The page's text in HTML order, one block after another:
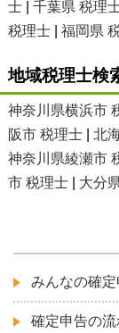
士| 千葉県 税理
税理士| 福岡県
地域税理士検
神奈川県横浜市
阪市 税理士| 北
神奈川県綾瀬市
市 税理士| 大分
みんなの確
確定申告の流